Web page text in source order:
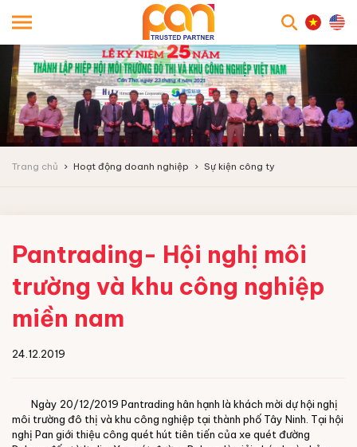
Trang chủ Hoạt động doanh nghiệp Sự kiện công ty
Pantrading- Hội nghị môi
trường và khu công nghiệp
miền nam
24.12.2019
Ngày 20/12/2019 Pantrading hân hạnh là khách mời dự hội nghị
môi trường đô thị và khu công nghiệp tại thành phố Tây Ninh. Tại hội
nghị Pan giới thiệu công quét hút tiên tiến của xe quét đường